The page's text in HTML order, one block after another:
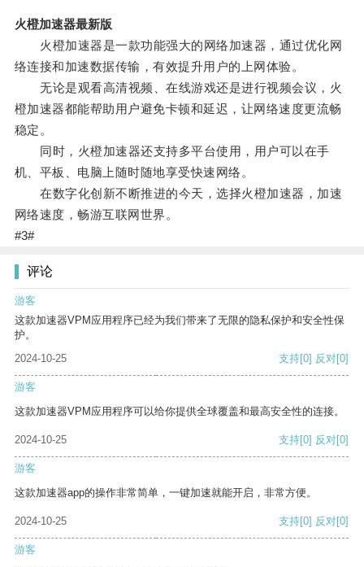
火橙加速器最新版
火橙加速器是一款功能强大的网络加速器，通过优化网
络连接和加速数据传输，有效提升用户的上网体验。
无论是观看高清视频、在线游戏还是进行视频会议，火
橙加速器都能帮助用户避免卡顿和延迟，让网络速度更流畅
稳定。
同时，火橙加速器还支持多平台使用，用户可以在手
机、平板、电脑上随时随地享受快速网络。
在数字化创新不断推进的今天，选择火橙加速器，加速
网络速度，畅游互联网世界。
#3#
评论
游客
这款加速器VPM应用程序已经为我们带来了无限的隐私保护和安全性保
护。
2024-10-25
支持[0] 反对[0]
游客
这款加速器VPM应用程序可以给你提供全球覆盖和最高安全性的连接。
2024-10-25 支持[0] 反对[0]
游客
这款加速器app的操作非常简单，一键加速就能开启，非常方便。
2024-10-25 支持[0] 反对[0]
游客